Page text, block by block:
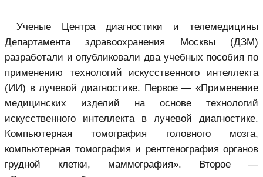
Ученые Центра диагностики и телемедицины
Департамента здравоохранения Москвы (ДЗМ)
разработали и опубликовали два учебных пособия по
применению технологий искусственного интеллекта
(ИИ) в лучевой диагностике. Первое — «Применение
медицинских изделий на основе технологий
искусственного интеллекта в лучевой диагностике.
Компьютерная томография головного мозга,
компьютерная томография и рентгенография органов
грудной клетки, маммография». Второе —